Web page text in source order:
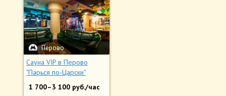
Перово
Сауна VIP в Перово
"Парься по-Царски"
1 700–3 100 руб./час